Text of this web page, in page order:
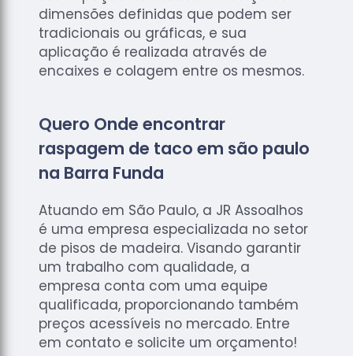
Madeiras
dimensões definidas que podem ser
tradicionais ou gráficas, e sua
aplicação é realizada através de
encaixes e colagem entre os mesmos.
Quero Onde encontrar
raspagem de taco em são paulo
na Barra Funda
Atuando em São Paulo, a JR Assoalhos
é uma empresa especializada no setor
de pisos de madeira. Visando garantir
um trabalho com qualidade, a
empresa conta com uma equipe
qualificada, proporcionando também
preços acessíveis no mercado. Entre
em contato e solicite um orçamento!